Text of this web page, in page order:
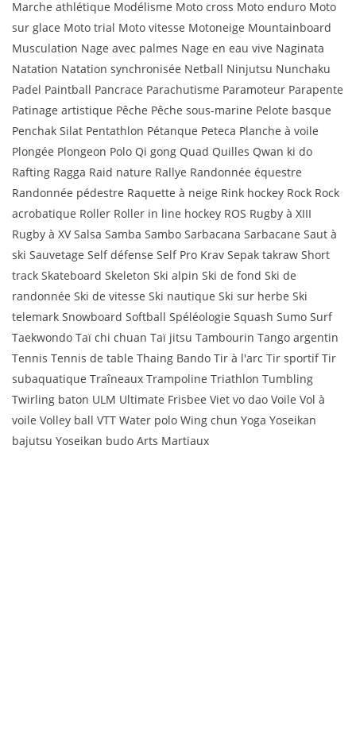
Marche athlétique Modélisme Moto cross Moto enduro Moto
sur glace Moto trial Moto vitesse Motoneige Mountainboard
Musculation Nage avec palmes Nage en eau vive Naginata
Natation Natation synchronisée Netball Ninjutsu Nunchaku
Padel Paintball Pancrace Parachutisme Paramoteur Parapente
Patinage artistique Pêche Pêche sous-marine Pelote basque
Penchak Silat Pentathlon Pétanque Peteca Planche à voile
Plongée Plongeon Polo Qi gong Quad Quilles Qwan ki do
Rafting Ragga Raid nature Rallye Randonnée équestre
Randonnée pédestre Raquette à neige Rink hockey Rock Rock
acrobatique Roller Roller in line hockey ROS Rugby à XIII
Rugby à XV Salsa Samba Sambo Sarbacana Sarbacane Saut à
ski Sauvetage Self défense Self Pro Krav Sepak takraw Short
track Skateboard Skeleton Ski alpin Ski de fond Ski de
randonnée Ski de vitesse Ski nautique Ski sur herbe Ski
telemark Snowboard Softball Spéléologie Squash Sumo Surf
Taekwondo Taï chi chuan Taï jitsu Tambourin Tango argentin
Tennis Tennis de table Thaing Bando Tir à l'arc Tir sportif Tir
subaquatique Traîneaux Trampoline Triathlon Tumbling
Twirling baton ULM Ultimate Frisbee Viet vo dao Voile Vol à
voile Volley ball VTT Water polo Wing chun Yoga Yoseikan
bajutsu Yoseikan budo Arts Martiaux